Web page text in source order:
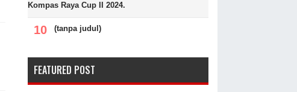
Kompas Raya Cup II 2024.
(tanpa judul)
FEATURED POST